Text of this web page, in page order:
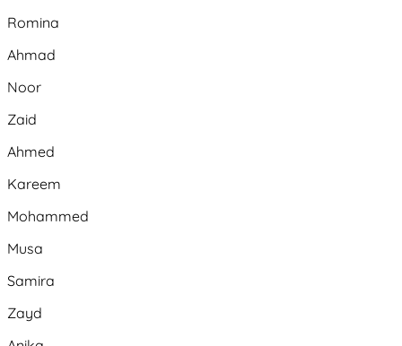
Romina
Ahmad
Noor
Zaid
Ahmed
Kareem
Mohammed
Musa
Samira
Zayd